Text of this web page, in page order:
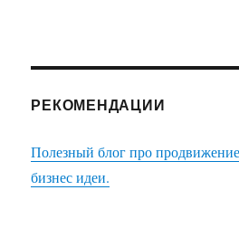
РЕКОМЕНДАЦИИ
Полезный блог про
бизнес идеи.